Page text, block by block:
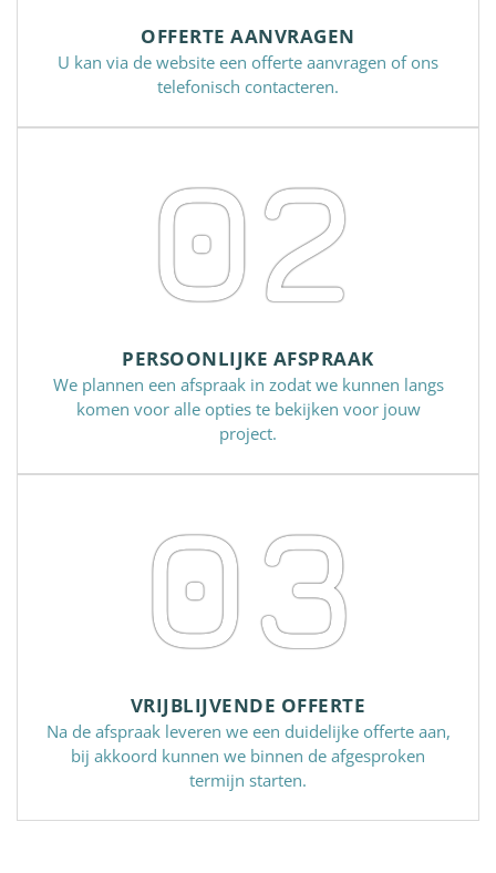
OFFERTE AANVRAGEN
U kan via de website een offerte aanvragen of ons
telefonisch contacteren.
02
PERSOONLIJKE AFSPRAAK
We plannen een afspraak in zodat we kunnen langs
komen voor alle opties te bekijken voor jouw
project.
03
VRIJBLIJVENDE OFFERTE
Na de afspraak leveren we een duidelijke offerte aan,
bij akkoord kunnen we binnen de afgesproken
termijn starten.